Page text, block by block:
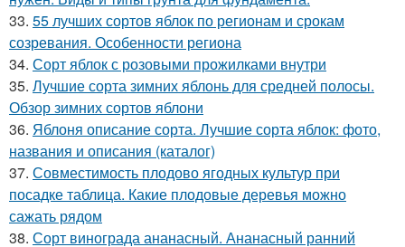
33. 55 лучших сортов яблок по регионам и срокам
созревания. Особенности региона
34. Сорт яблок с розовыми прожилками внутри
35. Лучшие сорта зимних яблонь для средней полосы.
Обзор зимних сортов яблони
36. Яблоня описание сорта. Лучшие сорта яблок: фото,
названия и описания (каталог)
37. Совместимость плодово ягодных культур при
посадке таблица. Какие плодовые деревья можно
сажать рядом
38. Сорт винограда ананасный. Ананасный ранний